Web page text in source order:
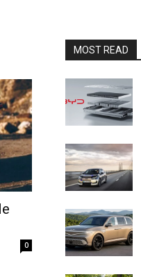
0
MOST READ